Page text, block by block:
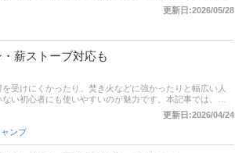
フの選び方とおすすめ商品を紹介します。安くてコスパ
や通販サイトの最新人気ランキングもあるので、売れ筋
更新日:2026/05/28
薪ストーブ対応も
受けにくかったり、焚き火などに強かったりと幅広い人
い初心者にも使いやすいのが魅力です。本記事では、コ
。使いやすいコットンテントを手に入れて、キャンプや
更新日:2026/04/24
ンプ